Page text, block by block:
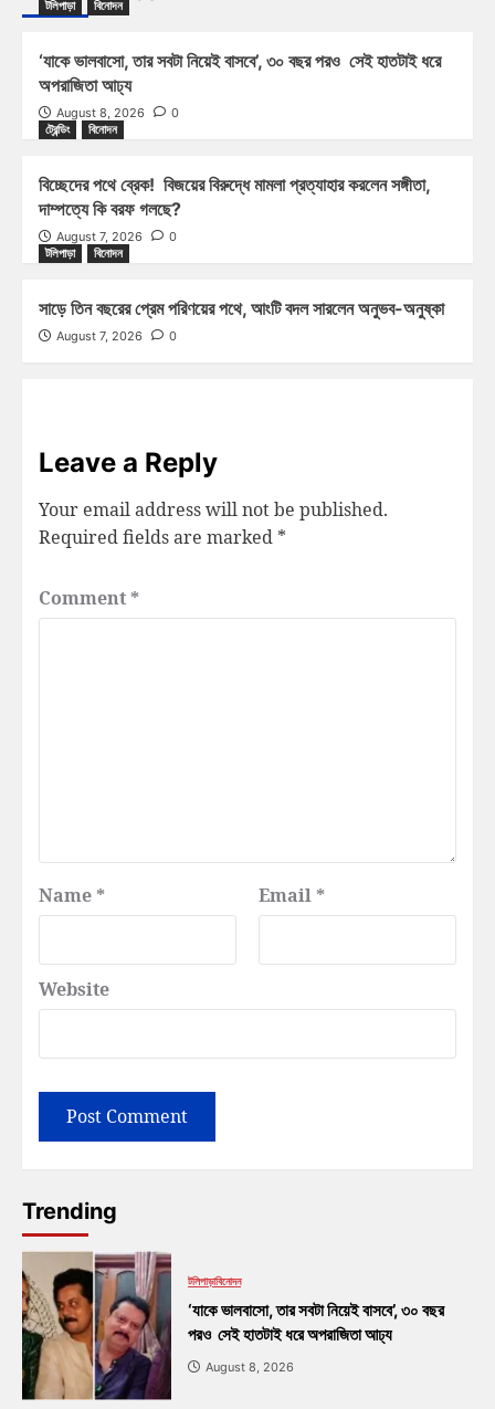
টলিপাড়া বিনোদন
‘যাকে ভালবাসো, তার সবটা নিয়েই বাসবে’, ৩০ বছর পরও সেই হাতটাই ধরে
অপরাজিতা আঢ্য
August 8, 2026
0
ট্রেন্ডিং
বিনোদন
বিচ্ছেদের পথে ব্রেক! বিজয়ের বিরুদ্ধে মামলা প্রত্যাহার করলেন সঙ্গীতা,
দাম্পত্যে কি বরফ গলছে?
August 7, 2026
0
টলিপাড়া
বিনোদন
সাড়ে তিন বছরের প্রেম পরিণয়ের পথে, আংটি বদল সারলেন অনুভব-অনুষ্কা
August 7, 2026 0
Leave a Reply
Your email address will not be published.
Required fields are marked *
Comment *
Name * Email *
Website
Trending
টলিপাড়াবিনোদন
‘যাকে ভালবাসো, তার সবটা নিয়েই বাসবে’, ৩০ বছর
পরও সেই হাতটাই ধরে অপরাজিতা আঢ্য
August 8, 2026